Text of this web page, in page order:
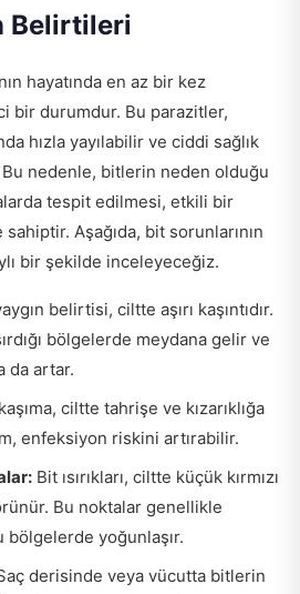
Belirtileri
hayatında en az bir kez
bir durumdur. Bu parazitler,
hızla yayılabilir ve ciddi sağlık
nedenle, bitlerin neden olduğu
tespit edilmesi, etkili bir
Aşağıda, bit sorunlarının
bir şekilde inceleyeceğiz.
belirtisi, ciltte aşırı kaşıntıdır.
bölgelerde meydana gelir ve
da artar.
ciltte tahrişe ve kızarıklığa
enfeksiyon riskini artırabilir.
Bit ısırıkları, ciltte küçük kırmızı
Bu noktalar genellikle
bölgelerde yoğunlaşır.
derisinde veya vücutta bitlerin